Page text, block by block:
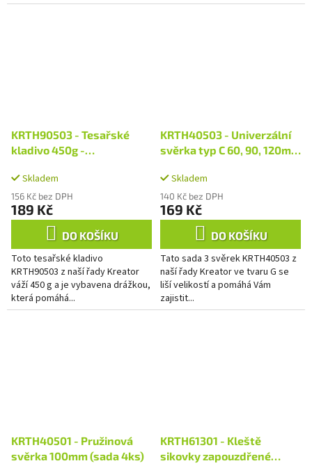
KRTH90503 - Tesařské
kladivo 450g -
Skladem
156 Kč bez DPH
189 Kč
DO KOŠÍKU
Toto tesařské kladivo
KRTH90503 z naší řady Kreator
váží 450 g a je vybavena drážkou,
která pomáhá...
KRTH40503 - Univerzální
svěrka typ C 60, 90, 120mm
Skladem
140 Kč bez DPH
169 Kč
DO KOŠÍKU
Tato sada 3 svěrek KRTH40503 z
naší řady Kreator ve tvaru G se
liší velikostí a pomáhá Vám
zajistit...
KRTH40501 - Pružinová
svěrka 100mm (sada 4ks)
KRTH61301 - Kleště
sikovky zapouzdřené